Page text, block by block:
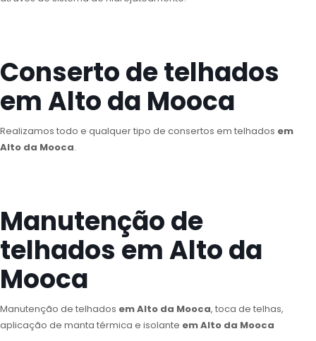
Conserto de telhados
em Alto da Mooca
Realizamos todo e qualquer tipo de consertos em telhados em
Alto da Mooca.
Manutenção de
telhados em Alto da
Mooca
Manutenção de telhados em Alto da Mooca, toca de telhas,
aplicação de manta térmica e isolante em Alto da Mooca